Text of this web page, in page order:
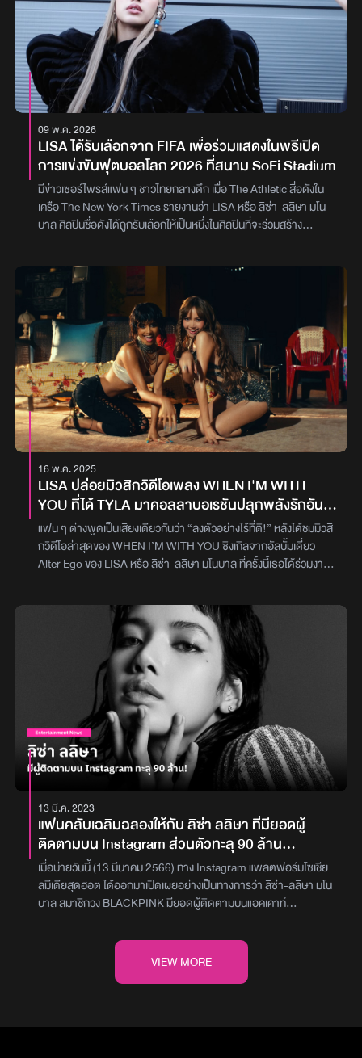
09 พ.ค. 2026
LISA ได้รับเลือกจาก FIFA เพื่อร่วมแสดงในพิธีเปิด
การแข่งขันฟุตบอลโลก 2026 ที่สนาม SoFi Stadium
มีข่าวเซอร์ไพรส์แฟน ๆ ชาวไทยกลางดึก เมื่อ The Athletic สื่อดังใน
เครือ The New York Times รายงานว่า LISA หรือ ลิซ่า-ลลิษา มโน
บาล ศิลปินชื่อดังได้ถูกรับเลือกให้เป็นหนึ่งในศิลปินที่จะร่วมสร้าง
Cup 2026 ก่อนเกมนัดแรกของทีมชาติสหรัฐอเมริกา พบ ทีมชาติ
ปารากวัย ซึ่งจะมีขึ้นในวันที่ 12 มิถุนายนนี้ ณ สนาม SoFi Stadium
ลอสแอนเจลิสในรายงานยังระบุว่า Katy Perry ป๊อปสตาร์ระดับโลกจะ
รับหน้าที่เป็นเฮดไลเนอร์หลักของการแสดง พร้อมทัพศิลปินหลากแนวที่
จะมาร่วมแจมบนเวที ไม่ว่าจะเป็นแรปเปอร์ชื่อดังอย่าง Future, DJ
Sanjoy และศิลปินสาวจากประเทศปารากวัยอย่าง Marilina Bogado
เพื่อเป็นการต้อนรับทั้งสองชาติเข้าสู่การแข่งขันอย่างเป็นทางการและไม่
เพียงแต่ในสหรัฐฯ เท่านั้น ทางฝั่งเม็กซิโกและแคนาดาก็มีการวางตัว
ศิลปินระดับแถวหน้าของวงการไว้อย่างคับคั่งเพื่อเฉลิมฉลองการเป็นเจ้า
ภาพร่วม โดยพิธีเปิดในแคนาดา ได้เจ้าพ่อเพลงสแตนดาร์ดป๊อปอย่าง
Michael Bublé และร็อกเกอร์สาวในตำนาน Alanis Morissette มา
ร่วมโชว์ ขณะที่ฝั่งเม็กซิโกก็เตรียมโยกไปกับจังหวะละตินจาก J Balvin
และศิลปินสาวสวยอย่าง Tylaก่อนหน้านี้มีการเปิดเผยว่า นอกจากพิธี
เปิดนัดแรกของแต่ละประเทศแล้ว FIFA ยังได้วางแผนจัดกิจกรรมความ
บันเทิงระดับโลกต่อเนื่องไปจนจบการแข่งขัน เริ่มด้วยโชว์พิเศษเนื่องในวัน
ชาติสหรัฐฯ (Independence Day) ในวันที่ 4 กรกฎาคม 2569รวมถึง
ยังมีพิธีปิดและโชว์ช่วงพักครึ่ง (Halftime Show) ในรอบชิงชนะเลิศ ใน
วันที่ 19 กรกฎาคม 2569 ณ สนาม MetLife Stadium นิวเจอร์ซีย์
ที่ต้องการขยายฐานแฟนคลับเข้าสู่กลุ่มคนรุ่นใหม่และตลาดเอเชียมาก
ขึ้น รวมถึงเป็นการตอกย้ำอิทธิพล Soft Power ของศิลปิน K-POP บน
เวทีระดับโลกอย่างแท้จริงภาพ : lalalalisa_m
16 พ.ค. 2025
LISA ปล่อยมิวสิกวิดีโอเพลง WHEN I'M WITH
YOU ที่ได้ TYLA มาคอลลาบอเรชันปลุกพลังรักอัน
ร้อนแรง
แฟน ๆ ต่างพูดเป็นเสียงเดียวกันว่า “ลงตัวอย่างไร้ที่ติ!” หลังได้ชมมิวสิ
กวิดีโอล่าสุดของ WHEN I’M WITH YOU ซิงเกิลจากอัลบั้มเดี่ยว
Alter Ego ของ LISA หรือ ลิซ่า-ลลิษา มโนบาล ที่ครั้งนี้เธอได้ร่วมงาน
และการแสดงในวิดีโอเนื้อหาของเพลงพูดถึงความหลงใหลที่แรงกล้าจน
สามารถผลักความกลัว ความลังเล หรือแม้แต่คำเตือนของใครต่อใคร
ออกไปได้หมดสิ้น เพราะเมื่ออยู่กับคนคนนี้แล้ว ตัวตนที่แท้จริง พลัง
ภายใน และความรู้สึกทั้งหมดก็ถูกปลุกขึ้นอย่างไม่อาจห้ามได้ด้วยธีมที่
ว่าด้วยพลังรักสุดร้อนแรง มิวสิกวิดีโอจึงมาพร้อมภาพที่ร้อนแรงยิ่ง
กว่าเดิม เมื่อ Lisa และ Tyla ถ่ายทอดอารมณ์ออกมาได้อย่างเย้ายวน
น่าหลงใหล และเปี่ยมไปด้วยเสน่ห์ที่ไม่อาจละสายตา บวกกับดนตรีที่พา
เราย้อนกลับไปสัมผัสกับซาวด์ RB ยุค 2000 จังหวะที่ชวนขยับร่างกาย
ไปตามท่าเต้นที่ออกแบบโดย Sienna Lalau ซึ่งคอเพลงคงคุ้นชื่อเธอดี
จากผลงานก่อนหน้านี้อย่าง FXCK UP THE WORLD หรือผลงานของ
วง BLACKPINKเบื้องหลังงานภาพสุดละเมียดในมิวสิกวิดีโอนี้ คือฝีมือ
ของผู้กำกับหญิง Olivia De Camps ชาวโดมินิกัน-อเมริกัน ที่ตีความ
อารมณ์ของเพลงออกมาได้ทั้งทรงพลังและชวนเคลิบเคลิ้ม เป็นการส่ง
ท้ายค่ำคืนสุดสัปดาห์นี้แบบร้อนแรงจริง ๆแฟน ๆ สามารถรับชมมิวสิก
วิดีโอ WHEN I’M WITH YOU ได้แล้ววันนี้ ทางช่อง YouTube:
LLOUD Officialภาพ : LLOUD Official
13 มี.ค. 2023
แฟนคลับเฉลิมฉลองให้กับ ลิซ่า ลลิษา ที่มียอดผู้
ติดตามบน Instagram ส่วนตัวทะลุ 90 ล้าน
Follower
เมื่อบ่ายวันนี้ (13 มีนาคม 2566) ทาง Instagram แพลตฟอร์มโซเชีย
ลมีเดียสุดฮอต ได้ออกมาเปิดเผยอย่างเป็นทางการว่า ลิซ่า-ลลิษา มโน
บาล สมาชิกวง BLACKPINK มียอดผู้ติดตามบนแอคเคาท์
8 เดือนเท่านั้นจากตัวเลขดังกล่าวทำให้ ณ ขณะนี้เธอยังคงครองแชมป์
ด้วยการเป็นศิลปิน K-POP ที่มีผู้ติดตามมากที่สุด, เป็นเซเลบบริตี้ที่มีผู้
ที่ติดตามมากที่สุดของไทย, เป็นเซเลบบริตี้ที่มีผู้ติดตามมากที่สุดเป็น
ความสำเร็จนี้ของเธอผ่านคีย์เวิร์ด LALISA NINETY MILLION ทั้ง
VIEW MORE